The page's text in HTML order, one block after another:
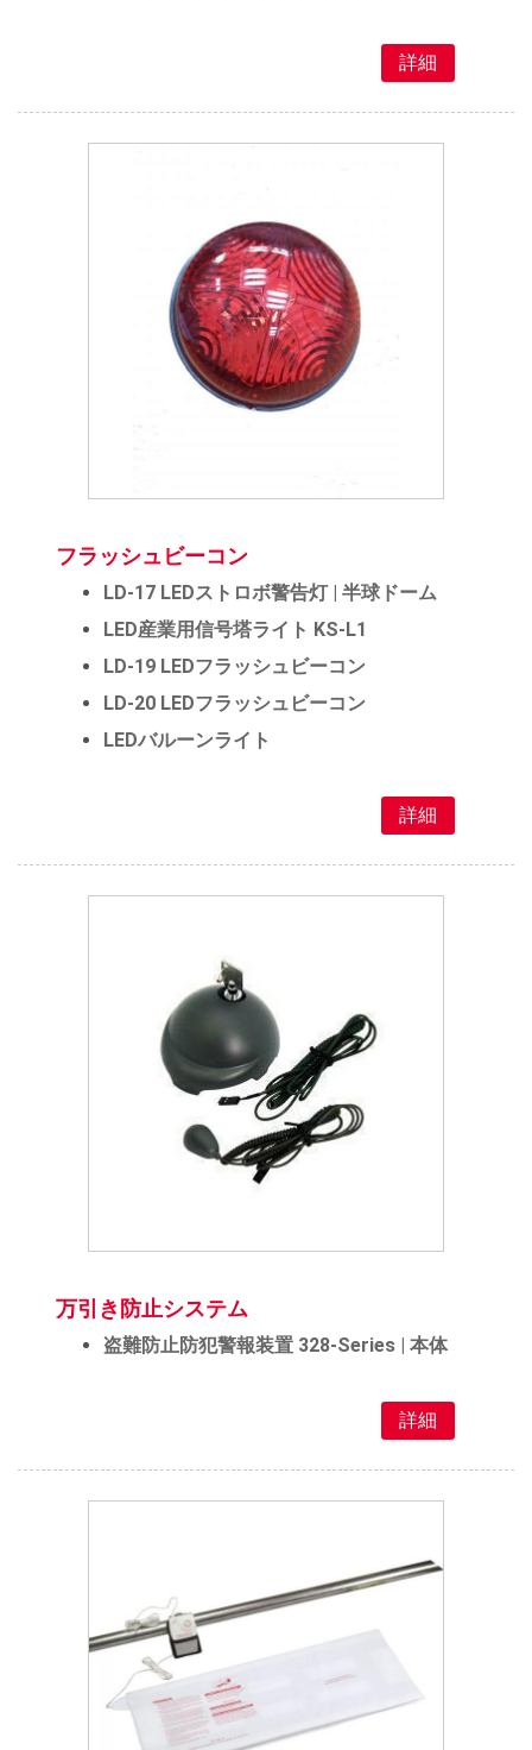
詳細
フラッシュビーコン
LD-17 LEDストロボ警告灯 | 半球ドーム
LED産業用信号塔ライト KS-L1
LD-19 LEDフラッシュビーコン
LD-20 LEDフラッシュビーコン
LEDバルーンライト
詳細
万引き防止システム
盗難防止防犯警報装置 328-Series | 本体
詳細